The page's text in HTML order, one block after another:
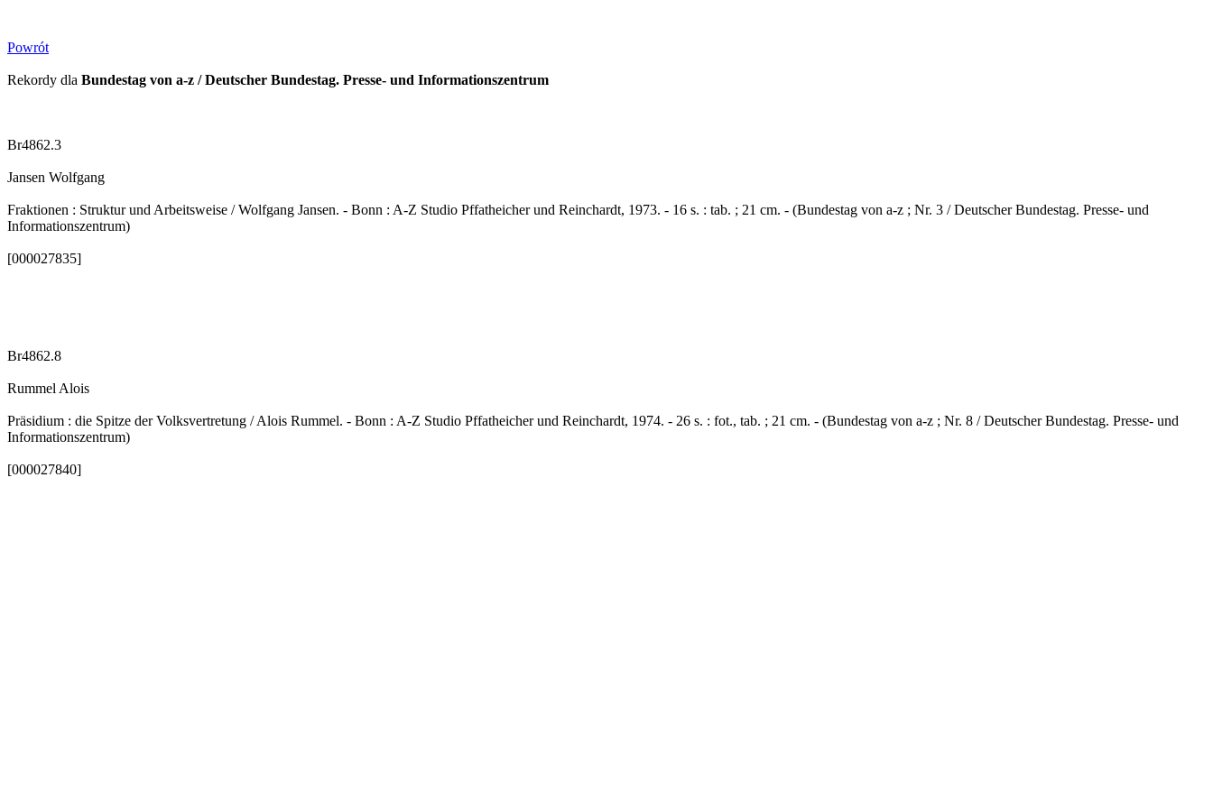
Powrót
Rekordy dla Bundestag von a-z / Deutscher Bundestag. Presse- und Informationszentrum
Br4862.3
Jansen Wolfgang
Fraktionen : Struktur und Arbeitsweise / Wolfgang Jansen. - Bonn : A-Z Studio Pffatheicher und Reinchardt, 1973. - 16 s. : tab. ; 21 cm. - (Bundestag von a-z ; Nr. 3 / Deutscher Bundestag. Presse- und
Informationszentrum)
[000027835]
Br4862.8
Rummel Alois
Präsidium : die Spitze der Volksvertretung / Alois Rummel. - Bonn : A-Z Studio Pffatheicher und Reinchardt, 1974. - 26 s. : fot., tab. ; 21 cm. - (Bundestag von a-z ; Nr. 8 / Deutscher Bundestag. Presse- und
Informationszentrum)
[000027840]